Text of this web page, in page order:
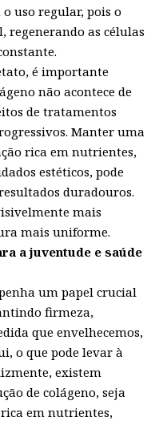
uso regular, pois o
regenerando as células
é importante
não acontece de
de tratamentos
Manter uma
rica em nutrientes,
estéticos, pode
duradouros.
mais
mais uniforme.
a juventude e saúde
um papel crucial
firmeza,
que envelhecemos,
o que pode levar à
existem
de colágeno, seja
em nutrientes,